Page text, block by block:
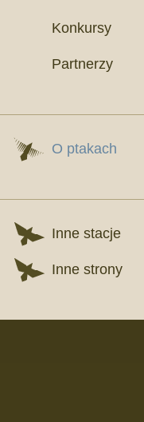
Konkursy
Partnerzy
O ptakach
Inne stacje
Inne strony